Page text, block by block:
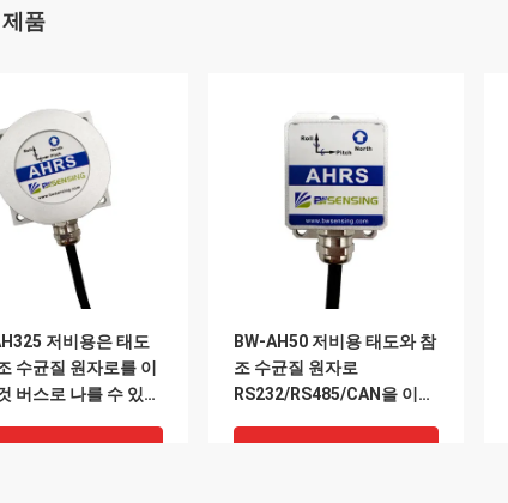
품
저비용은 태도
수균질 원자로를 이
버스로 나를 수 있습
최고의 가격
BW-AH50 저비용 태도와 참
조 수균질 원자로
RS232/RS485/CAN을 이끄
최고의 가격